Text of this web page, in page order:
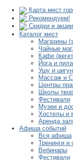
Карта мест
Рекомендуем!
Скидки и
Каталог мест
Магазины
Чайные
Кафе
Йога и
Ушу и цигун
Массаж и
Центры
Школы
Фестивали
Музеи и
Хостелы и
Аренда
Афиша событий
Вся афиша
Тренинги и
Вебинары
Фестивали